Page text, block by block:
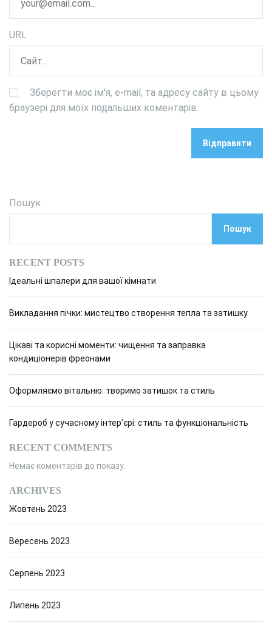
URL
Зберегти моє ім'я, e-mail, та адресу сайту в цьому
браузері для моїх подальших коментарів.
Пошук
Пошук
RECENT POSTS
Ідеальні шпалери для вашої кімнати
Викладання пічки: мистецтво створення тепла та затишку
Цікаві та корисні моменти: чищення та заправка
кондиціонерів фреонами
Оформляємо вітальню: творимо затишок та стиль
Гардероб у сучасному інтер’єрі: стиль та функціональність
RECENT COMMENTS
Немає коментарів до показу.
ARCHIVES
Жовтень 2023
Вересень 2023
Серпень 2023
Липень 2023